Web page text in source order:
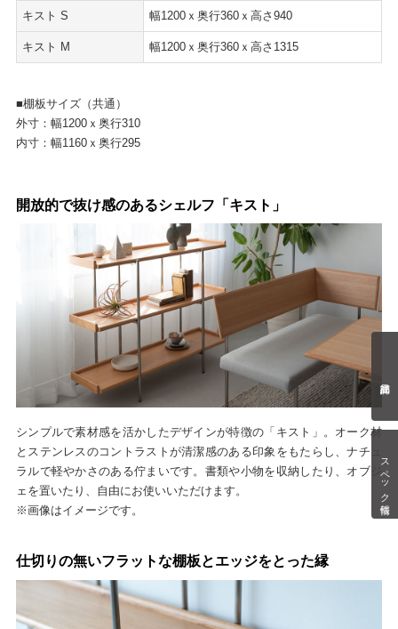
スペック情報
キスト S 幅1200ｘ奥行360ｘ高さ940
キスト M 幅1200ｘ奥行360ｘ高さ1315
■棚板サイズ（共通）
外寸：幅1200ｘ奥行310
内寸：幅1160ｘ奥行295
開放的で抜け感のあるシェルフ「キスト」
シンプルで素材感を活かしたデザインが特徴の「キスト」。オーク材
とステンレスのコントラストが清潔感のある印象をもたらし、ナチュ
ラルで軽やかさのある佇まいです。書類や小物を収納したり、オブジ
ェを置いたり、自由にお使いいただけます。
※画像はイメージです。
仕切りの無いフラットな棚板とエッジをとった縁